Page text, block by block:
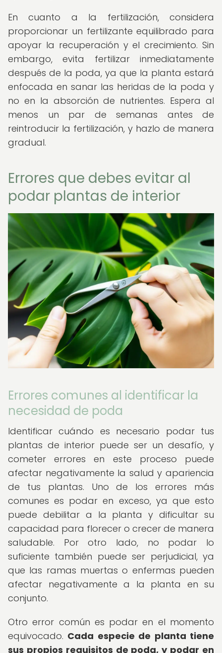
En cuanto a la fertilización, considera
proporcionar un fertilizante equilibrado para
apoyar la recuperación y el crecimiento. Sin
embargo, evita fertilizar inmediatamente
después de la poda, ya que la planta estará
enfocada en sanar las heridas de la poda y
no en la absorción de nutrientes. Espera al
menos un par de semanas antes de
reintroducir la fertilización, y hazlo de manera
gradual.
Errores que debes evitar al
podar plantas de interior
Errores comunes al identificar la
necesidad de poda
Identificar cuándo es necesario podar tus
plantas de interior puede ser un desafío, y
cometer errores en este proceso puede
afectar negativamente la salud y apariencia
de tus plantas. Uno de los errores más
comunes es podar en exceso, ya que esto
puede debilitar a la planta y dificultar su
capacidad para florecer o crecer de manera
saludable. Por otro lado, no podar lo
suficiente también puede ser perjudicial, ya
que las ramas muertas o enfermas pueden
afectar negativamente a la planta en su
conjunto.
Otro error común es podar en el momento
equivocado. Cada especie de planta tiene
sus propios requisitos de poda, y podar en